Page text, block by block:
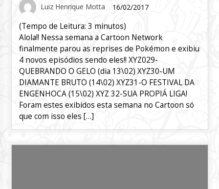
Luiz Henrique Motta 16/02/2017
(Tempo de Leitura: 3 minutos)
Alola!! Nessa semana a Cartoon Network
finalmente parou as reprises de Pokémon e exibiu
4 novos episódios sendo eles!! XYZ029-
QUEBRANDO O GELO (dia 13\02) XYZ30-UM
DIAMANTE BRUTO (14\02) XYZ31-O FESTIVAL DA
ENGENHOCA (15\02) XYZ 32-SUA PROPIÁ LIGA!
Foram estes exibidos esta semana no Cartoon só
que com isso eles […]